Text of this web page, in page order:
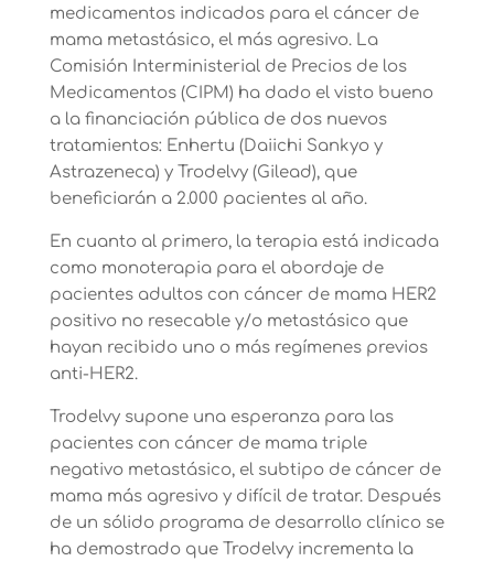
medicamentos indicados para el cáncer de
mama metastásico, el más agresivo. La
Comisión Interministerial de Precios de los
Medicamentos (CIPM) ha dado el visto bueno
a la financiación pública de dos nuevos
tratamientos: Enhertu (Daiichi Sankyo y
Astrazeneca) y Trodelvy (Gilead), que
beneficiarán a 2.000 pacientes al año.
En cuanto al primero, la terapia está indicada
como monoterapia para el abordaje de
pacientes adultos con cáncer de mama HER2
positivo no resecable y/o metastásico que
hayan recibido uno o más regímenes previos
anti-HER2.
Trodelvy supone una esperanza para las
pacientes con cáncer de mama triple
negativo metastásico, el subtipo de cáncer de
mama más agresivo y difícil de tratar. Después
de un sólido programa de desarrollo clínico se
ha demostrado que Trodelvy incrementa la